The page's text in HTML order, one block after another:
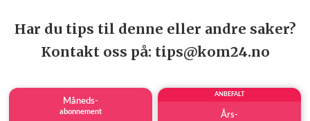
Har du tips til denne eller andre saker?
Kontakt oss på: tips@kom24.no
Måneds-
abonnement
ANBEFALT
Års-